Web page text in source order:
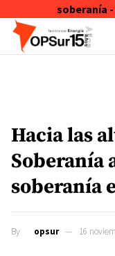
soberanía
Skip to content
Hacia las
Soberanía
soberanía
By opsur 16